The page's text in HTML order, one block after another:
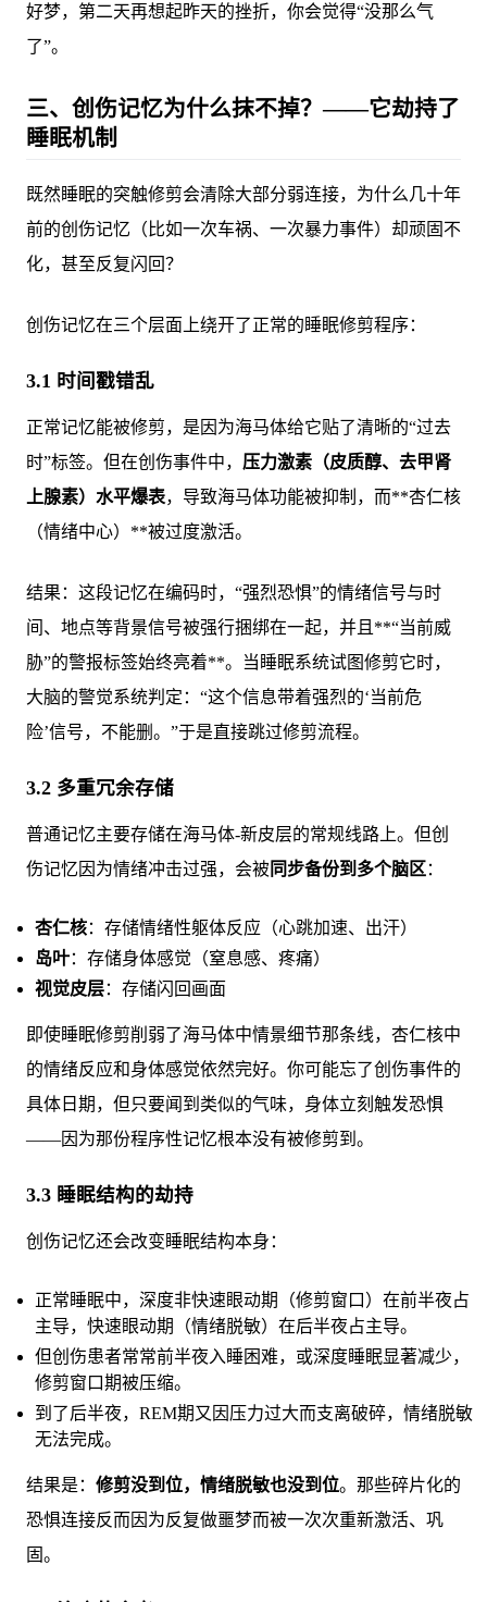
好梦，第二天再想起昨天的挫折，你会觉得“没那么气
了”。
三、创伤记忆为什么抹不掉？——它劫持了
睡眠机制
既然睡眠的突触修剪会清除大部分弱连接，为什么几十年
前的创伤记忆（比如一次车祸、一次暴力事件）却顽固不
化，甚至反复闪回？
创伤记忆在三个层面上绕开了正常的睡眠修剪程序：
3.1 时间戳错乱
正常记忆能被修剪，是因为海马体给它贴了清晰的“过去
时”标签。但在创伤事件中， 压力激素（皮质醇、去甲肾
上腺素）水平爆表，导致海马体功能被抑制，而**杏仁核
（情绪中心）**被过度激活。
结果：这段记忆在编码时，“强烈恐惧”的情绪信号与时
间、地点等背景信号被强行捆绑在一起，并且**“当前威
胁”的警报标签始终亮着**。当睡眠系统试图修剪它时，
大脑的警觉系统判定：“这个信息带着强烈的‘当前危
险’信号，不能删。”于是直接跳过修剪流程。
3.2 多重冗余存储
普通记忆主要存储在海马体-新皮层的常规线路上。但创
伤记忆因为情绪冲击过强，会被同步备份到多个脑区 ：
杏仁核：存储情绪性躯体反应（心跳加速、出汗）
岛叶：存储身体感觉（窒息感、疼痛）
视觉皮层：存储闪回画面
即使睡眠修剪削弱了海马体中情景细节那条线，杏仁核中
的情绪反应和身体感觉依然完好。你可能忘了创伤事件的
具体日期，但只要闻到类似的气味，身体立刻触发恐惧
——因为那份程序性记忆根本没有被修剪到。
3.3 睡眠结构的劫持
创伤记忆还会改变睡眠结构本身：
正常睡眠中，深度非快速眼动期（修剪窗口）在前半夜占
主导，快速眼动期（情绪脱敏）在后半夜占主导。
但创伤患者常常前半夜入睡困难，或深度睡眠显著减少，
修剪窗口期被压缩。
到了后半夜，REM期又因压力过大而支离破碎，情绪脱敏
无法完成。
结果是： 修剪没到位，情绪脱敏也没到位。那些碎片化的
恐惧连接反而因为反复做噩梦而被一次次重新激活、巩
固。